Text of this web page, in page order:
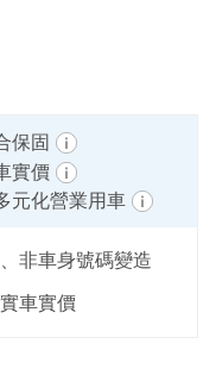
保固
實價
元化營業用車
非車身號碼變造
車實價